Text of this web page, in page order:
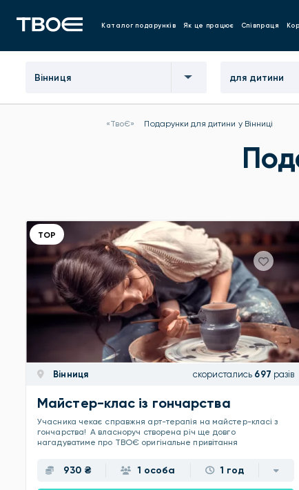
Каталог подарунків Як це працює Співпраця
Вінниця для дитини
«ТвоЄ» Подарунки для дитини у Вінниці
ТОР
Вінниця скористались 697 разів
Майстер-клас із гончарства
Учасника чекає справжня арт-терапія на майстер-класі з
гончарства! А власноруч створена річ ще довго
нагадуватиме про ТВОЄ оригінальне привітання
930 ₴ 1 особа 1 год